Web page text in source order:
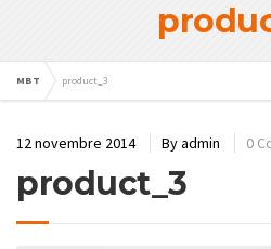
MBT product_3
12 novembre 2014 Byadmin 0
product_3